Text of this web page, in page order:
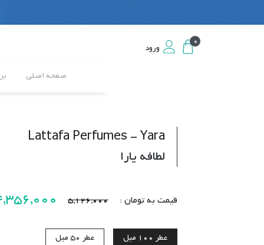
0
ورود
صفحه اصلی
Lattafa Perfumes - Yara
لطافه یارا
قیمت به تومان : 5,126,000
عطر 100 میل عطر 50 میل